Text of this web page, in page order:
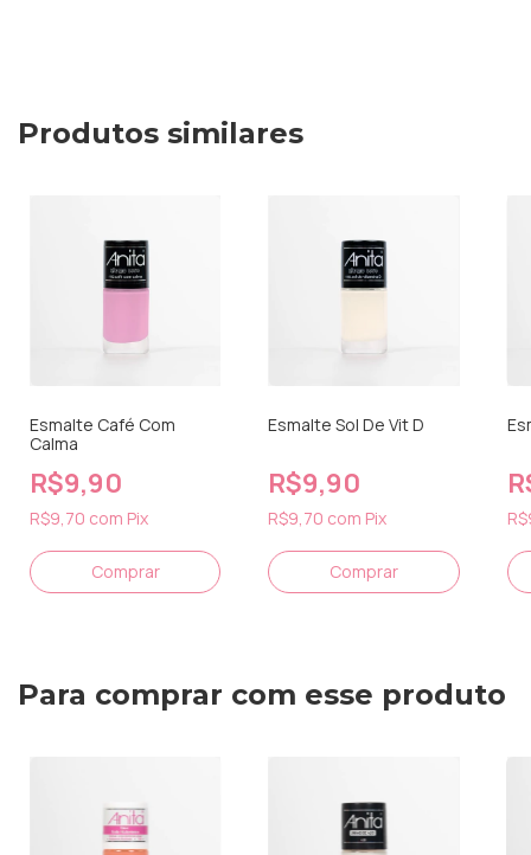
Produtos similares
Esmalte Café Com
Calma
R$9,90
R$9,70 com Pix
Esmalte Sol De Vit D
R$9,90
R$9,70 com Pix
Para comprar com esse produto